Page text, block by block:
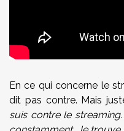
En ce qui concerne le
dit pas contre. Mais
suis contre le streaming.